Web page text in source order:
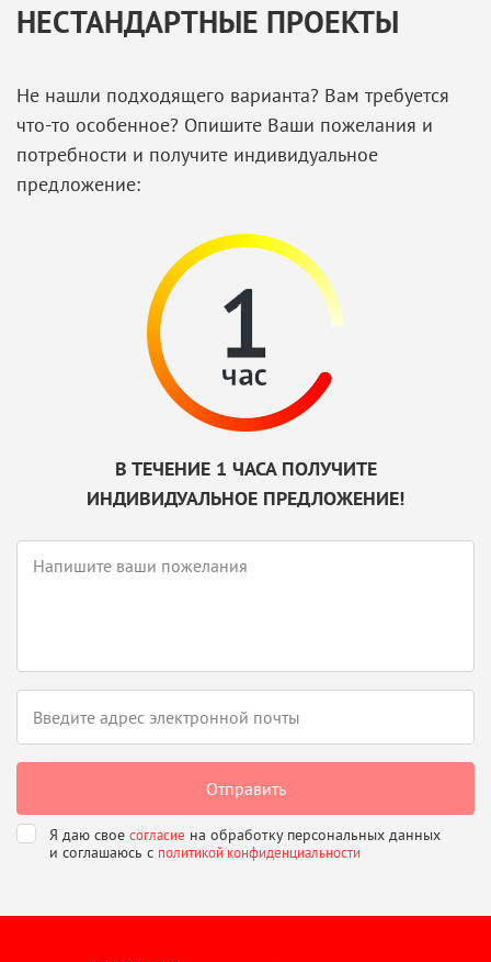
НЕСТАНДАРТНЫЕ ПРОЕКТЫ
Не нашли подходящего варианта? Вам требуется
что-то особенное? Опишите Ваши пожелания и
потребности и получите индивидуальное
предложение:
В ТЕЧЕНИЕ 1 ЧАСА ПОЛУЧИТЕ
ИНДИВИДУАЛЬНОЕ ПРЕДЛОЖЕНИЕ!
Я даю свое согласие на обработку персональных данных
и соглашаюсь с политикой конфиденциальности